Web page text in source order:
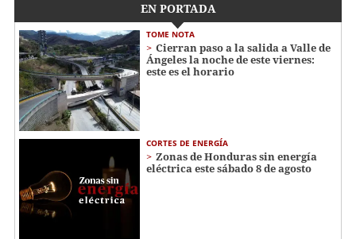
EN PORTADA
TOME NOTA
Cierran paso a la salida a Valle de
Ángeles la noche de este viernes:
este es el horario
CORTES DE ENERGÍA
Zonas de Honduras sin energía
eléctrica este sábado 8 de agosto